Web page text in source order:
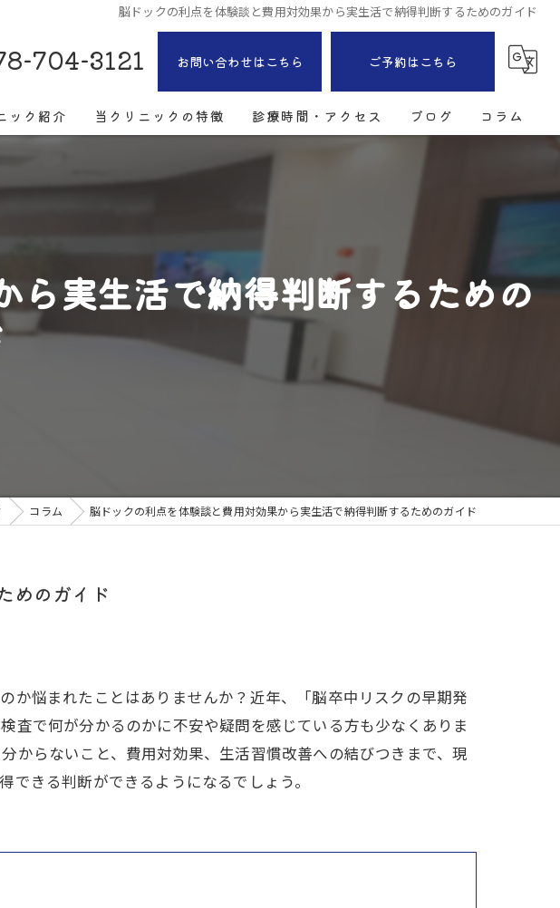
脳ドックの利点を体験談と費用対効果から実生活で納得判断するためのガイド
704-3121 お問い合わせはこちら ご予約はこちら
ック紹介 当クリニックの特徴
めまい
物忘れ
診療時間・アクセス ブログ コラム
ら実生活で納得判断するための
コラム 脳ドックの利点を体験談と費用対効果から実生活で納得判断するためのガイド
めのガイド
か悩まれたことはありませんか？近年、「脳卒中リスクの早期発
査で何が分かるのかに不安や疑問を感じている方も少なくありま
からないこと、費用対効果、生活習慣改善への結びつきまで、現
きる判断ができるようになるでしょう。